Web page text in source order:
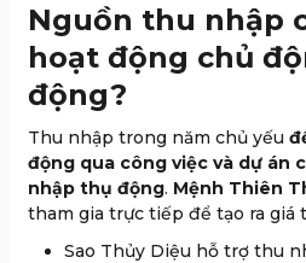
Nguồn thu nhập
hoạt động chủ
động?
Thu nhập trong năm chủ yếu
động qua công việc và dự án
nhập thụ động. Mệnh Thiên
tham gia trực tiếp để tạo ra giá
Sao Thủy Diệu hỗ trợ thu